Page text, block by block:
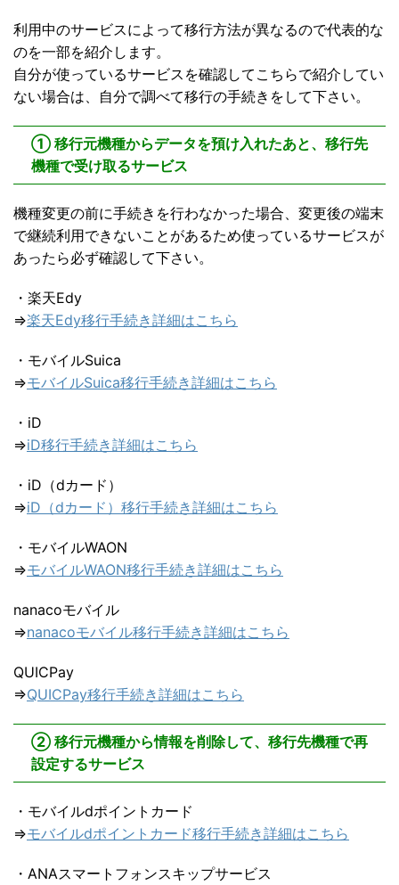
利用中のサービスによって移行方法が異なるので代表的な
のを一部を紹介します。
自分が使っているサービスを確認してこちらで紹介してい
ない場合は、自分で調べて移行の手続きをして下さい。
① 移行元機種からデータを預け入れたあと、移行先
機種で受け取るサービス
機種変更の前に手続きを行わなかった場合、変更後の端末
で継続利用できないことがあるため使っているサービスが
あったら必ず確認して下さい。
・楽天Edy
⇒楽天Edy移行手続き詳細はこちら
・モバイルSuica
⇒モバイルSuica移行手続き詳細はこちら
・iD
⇒iD移行手続き詳細はこちら
・iD（dカード）
⇒iD（dカード）移行手続き詳細はこちら
・モバイルWAON
⇒モバイルWAON移行手続き詳細はこちら
nanacoモバイル
⇒nanacoモバイル移行手続き詳細はこちら
QUICPay
⇒QUICPay移行手続き詳細はこちら
② 移行元機種から情報を削除して、移行先機種で再
設定するサービス
・モバイルdポイントカード
⇒モバイルdポイントカード移行手続き詳細はこちら
・ANAスマートフォンスキップサービス